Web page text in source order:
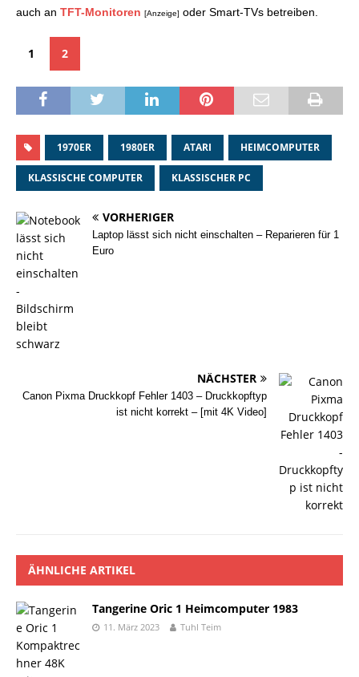
auch an TFT-Monitoren [Anzeige] oder Smart-TVs betreiben.
1 2
1970ER 1980ER ATARI HEIMCOMPUTER
KLASSISCHE COMPUTER KLASSISCHER PC
VORHERIGER
Laptop lässt sich nicht einschalten – Reparieren für 1
Euro
NÄCHSTER
Canon Pixma Druckkopf Fehler 1403 – Druckkopftyp
ist nicht korrekt – [mit 4K Video]
ÄHNLICHE ARTIKEL
Tangerine Oric 1 Heimcomputer 1983
11. März 2023 Tuhl Teim